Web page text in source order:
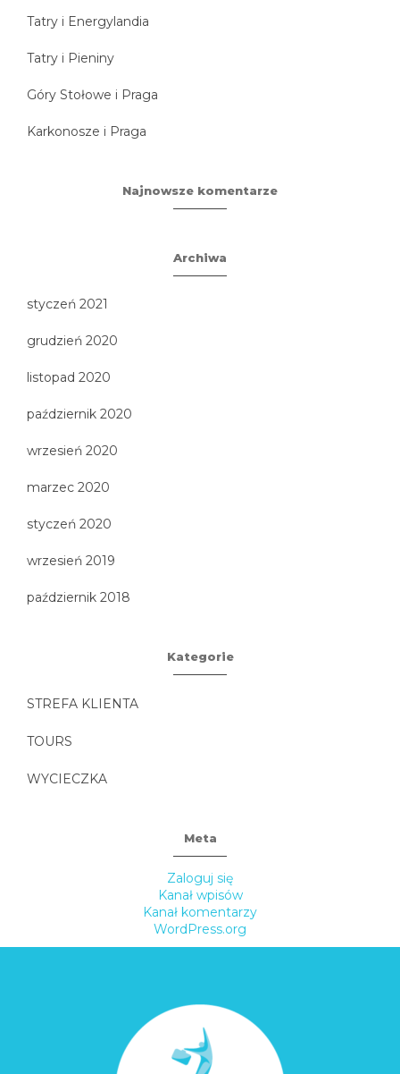
Tatry i Energylandia
Tatry i Pieniny
Góry Stołowe i Praga
Karkonosze i Praga
Najnowsze komentarze
Archiwa
styczeń 2021
grudzień 2020
listopad 2020
październik 2020
wrzesień 2020
marzec 2020
styczeń 2020
wrzesień 2019
październik 2018
Kategorie
STREFA KLIENTA
TOURS
WYCIECZKA
Meta
Zaloguj się
Kanał wpisów
Kanał komentarzy
WordPress.org